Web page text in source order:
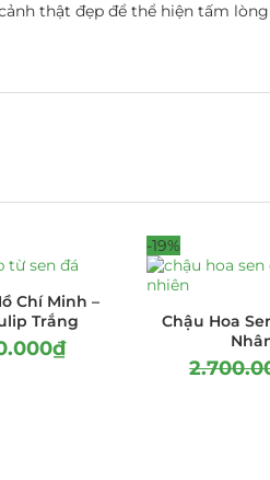
thật đẹp để thể hiện tấm
Chí Minh –
Trắng
₫
-19%
Chậu Hoa